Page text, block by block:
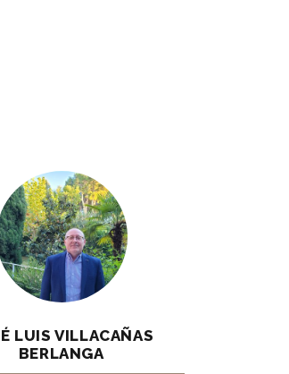
LUIS VILLACAÑAS
BERLANGA